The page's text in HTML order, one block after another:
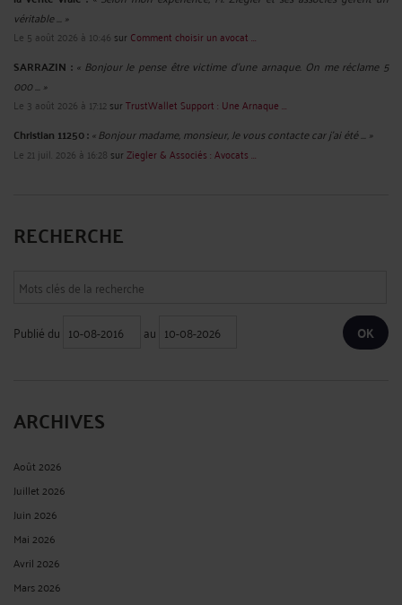
véritable ... »
Le 5 août 2026 à 10:46 sur Comment choisir un avocat ...
SARRAZIN : « Bonjour Je pense être victime d'une arnaque. On me réclame 5
000 ... »
Le 3 août 2026 à 17:12surTrustWallet Support : Une Arnaque ...
Christian 11250 :« Bonjour madame, monsieur, Je vous contacte car j'ai été ... »
Le 21 juil. 2026 à 16:28 surZiegler & Associés : Avocats ...
RECHERCHE
Publié du au
ARCHIVES
Août 2026
Juillet 2026
Juin 2026
Mai 2026
Avril 2026
Mars 2026